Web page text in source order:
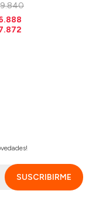
9.840
SUSCRIBIRME